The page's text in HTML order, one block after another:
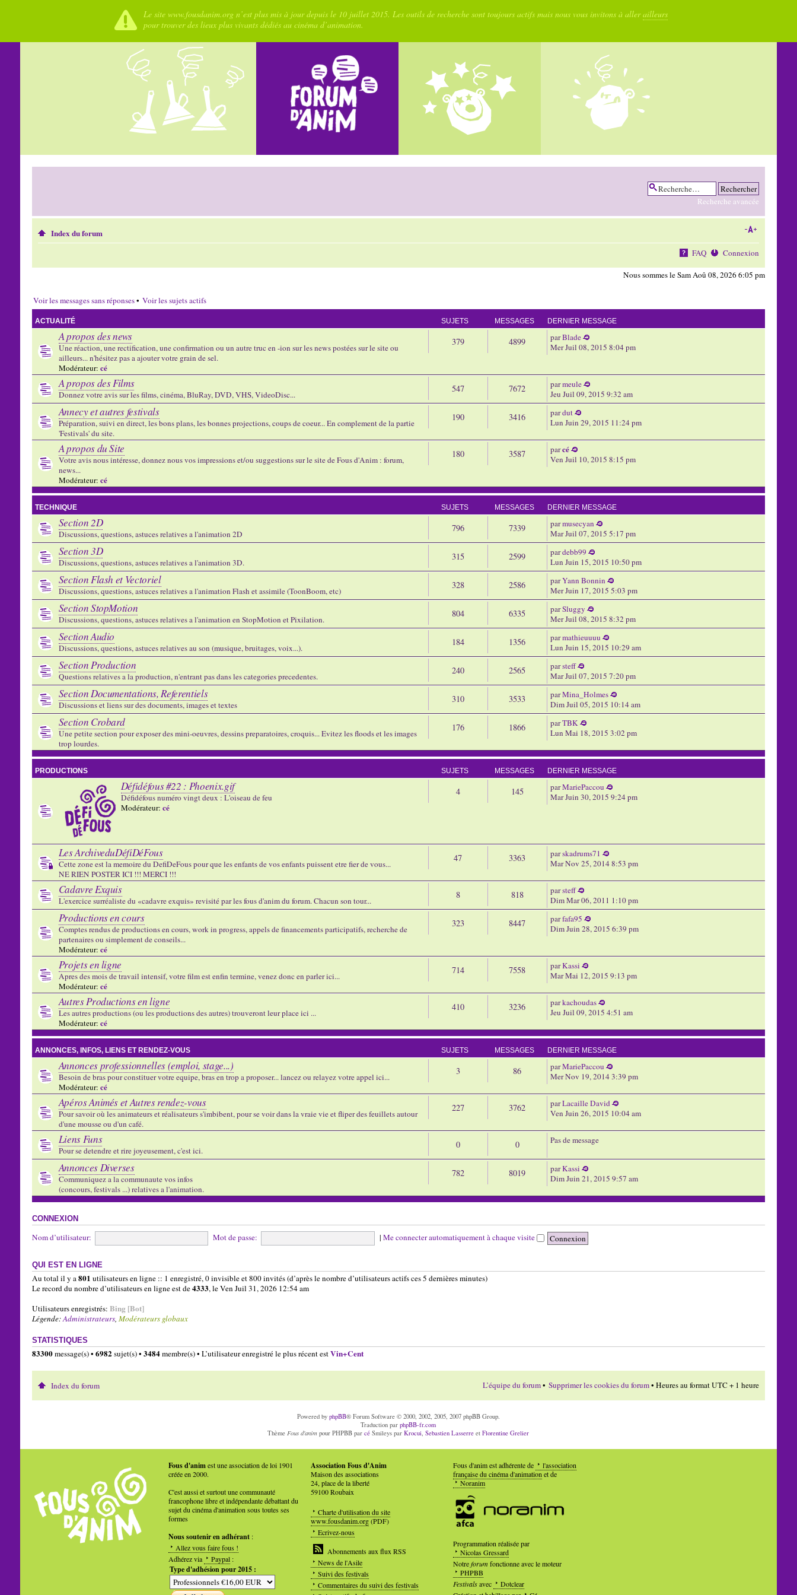
Le site www.fousdanim.org n’est plus mis à jour depuis le 10 juillet 2015. Les outils de recherche sont toujours actifs mais nous vous invitons à allerailleurs
pour trouver des lieux plus vivants dédiés au cinéma d’animation.
Recherche avancée
Index du forum
FAQ Connexion
Nous sommes le Sam Aoû 08, 2026 6:05 pm
Voir les messages sans réponses• Voir les sujets actifs
ACTUALITÉ SUJETS MESSAGES DERNIER MESSAGE
A propos des news
Une réaction, une rectification, une confirmation ou un autre truc en -ion sur les news postées sur le site ou
ailleurs... n'hésitez pas a ajouter votre grain de sel.
Modérateur: cé
379 4899 parBlade
Mer Juil 08, 2015 8:04 pm
A propos des Films
Donnez votre avis sur les films, cinéma, BluRay, DVD, VHS, VideoDisc...
547 7672 parmeule
Jeu Juil 09, 2015 9:32 am
Annecy et autres festivals
Préparation, suivi en direct, les bons plans, les bonnes projections, coups de coeur... En complement de la partie
'Festivals' du site.
190 3416 pardut
Lun Juin 29, 2015 11:24 pm
A propos du Site
Votre avis nous intéresse, donnez nous vos impressions et/ou suggestions sur le site de Fous d'Anim : forum,
news...
Modérateur: cé
180 3587 parcé
Ven Juil 10, 2015 8:15 pm
TECHNIQUE SUJETS MESSAGES DERNIER MESSAGE
Section 2D
Discussions, questions, astuces relatives a l'animation 2D
796 7339 parmusecyan
Mar Juil 07, 2015 5:17 pm
Section 3D
Discussions, questions, astuces relatives a l'animation 3D.
315 2599 pardebb99
Lun Juin 15, 2015 10:50 pm
Section Flash et Vectoriel
Discussions, questions, astuces relatives a l'animation Flash et assimile (ToonBoom, etc)
328 2586 parYann Bonnin
Mer Juin 17, 2015 5:03 pm
Section StopMotion
Discussions, questions, astuces relatives a l'animation en StopMotion et Pixilation.
804 6335 parSluggy
Mer Juil 08, 2015 8:32 pm
Section Audio
Discussions, questions, astuces relatives au son (musique, bruitages, voix...).
184 1356 parmathieuuuu
Lun Juin 15, 2015 10:29 am
Section Production
Questions relatives a la production, n'entrant pas dans les categories precedentes.
240 2565 parsteff
Mar Juil 07, 2015 7:20 pm
Section Documentations, Referentiels
Discussions et liens sur des documents, images et textes
310 3533 parMina_Holmes
Dim Juil 05, 2015 10:14 am
Section Crobard
Une petite section pour exposer des mini-oeuvres, dessins preparatoires, croquis... Evitez les floods et les images
trop lourdes.
176 1866 parTBK
Lun Mai 18, 2015 3:02 pm
PRODUCTIONS SUJETS MESSAGES DERNIER MESSAGE
Défidéfous #22 : Phoenix.gif
Défidéfous numéro vingt deux : L'oiseau de feu
Modérateur: cé
4 145 parMariePaccou
Mar Juin 30, 2015 9:24 pm
Les ArchiveduDéfiDéFous
Cette zone est la memoire du DefiDeFous pour que les enfants de vos enfants puissent etre fier de vous...
NE RIEN POSTER ICI !!! MERCI !!!
47 3363 parskadrums71
Mar Nov 25, 2014 8:53 pm
Cadavre Exquis
L'exercice surréaliste du «cadavre exquis» revisité par les fous d'anim du forum. Chacun son tour...
8 818 parsteff
Dim Mar 06, 2011 1:10 pm
Productions en cours
Comptes rendus de productions en cours, work in progress, appels de financements participatifs, recherche de
partenaires ou simplement de conseils...
Modérateur: cé
323 8447 parfafa95
Dim Juin 28, 2015 6:39 pm
Projets en ligne
Apres des mois de travail intensif, votre film est enfin termine, venez donc en parler ici...
Modérateur: cé
714 7558 parKassi
Mar Mai 12, 2015 9:13 pm
Autres Productions en ligne
Les autres productions (ou les productions des autres) trouveront leur place ici ...
Modérateur: cé
410 3236 parkachoudas
Jeu Juil 09, 2015 4:51 am
ANNONCES, INFOS, LIENS ET RENDEZ-VOUS SUJETS MESSAGES DERNIER MESSAGE
Annonces professionnelles (emploi, stage...)
Besoin de bras pour constituer votre equipe, bras en trop a proposer... lancez ou relayez votre appel ici...
Modérateur: cé
3 86 parMariePaccou
Mer Nov 19, 2014 3:39 pm
Apéros Animés et Autres rendez-vous
Pour savoir où les animateurs et réalisateurs s'imbibent, pour se voir dans la vraie vie et fliper des feuillets autour
d'une mousse ou d'un café.
227 3762 parLacaille David
Ven Juin 26, 2015 10:04 am
Liens Funs
Pour se detendre et rire joyeusement, c'est ici.
0 0 Pas de message
Annonces Diverses
Communiquez a la communaute vos infos
(concours, festivals ...) relatives a l'animation.
782 8019 parKassi
Dim Juin 21, 2015 9:57 am
CONNEXION
Nom d’utilisateur: Mot de passe: | Me connecter automatiquement à chaque visite
QUI EST EN LIGNE
Au total il y a801 utilisateurs en ligne :: 1 enregistré, 0 invisible et 800 invités (d’après le nombre d’utilisateurs actifs ces 5 dernières minutes)
Le record du nombre d’utilisateurs en ligne est de4333, le Ven Juil 31, 2026 12:54 am
Utilisateurs enregistrés: Bing [Bot]
Légende:Administrateurs, Modérateurs globaux
STATISTIQUES
83300message(s) • 6982sujet(s) • 3484membre(s) • L’utilisateur enregistré le plus récent estVin+Cent
Index du forum L’équipe du forum• Supprimer les cookies du forum• Heures au format UTC + 1 heure
Powered by phpBB® Forum Software © 2000, 2002, 2005, 2007 phpBB Group.
Traduction parphpBB-fr.com
Thème Fous d'anim pour PHPBB parcé Smileys parKrocui ,Sebastien Lasserre etFlorentine Grelier
Fous d'animest une association de loi 1901
créée en 2000.
C'est aussi et surtout une communauté
francophone libre et indépendante débattant du
sujet du cinéma d'animation sous toutes ses
formes
Nous soutenir en adhérant:
Allez vous faire fous !
Adhérez via
Paypal:
Type d'adhésion pour 2015 :
Association Fous d'Anim
Maison des associations
24, place de la liberté
59100 Roubaix
Charte d'utilisation du site
www.fousdanim.org(PDF)
Ecrivez-nous
Abonnements aux flux RSS
News de l'Asile
Suivi des festivals
Commentaires du suivi des festivals
Fous d'anim est adhérente de
l'association
française du cinéma d'animationet de
Noranim
Programmation réalisée par
Nicolas Gressard
Notreforumfonctionne avec le moteur
PHPBB
Festivalsavec
Dotclear